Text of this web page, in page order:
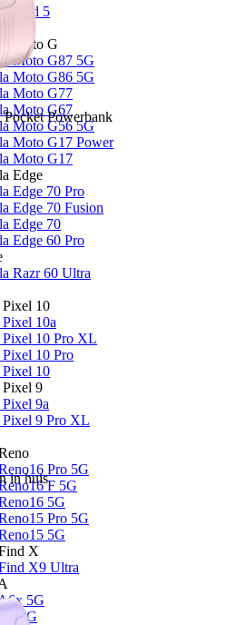
Nord 5
Moto G
Moto G87 5G
Moto G86 5G
Moto G77
Moto G67
Moto G56 5G
Moto G17 Power
Moto G17
Edge
Edge 70 Pro
Edge 70 Fusion
Edge 70
Edge 60 Pro
Razr 60 Ultra
10
10a
Pixel 10 Pro XL
10 Pro
10
9
9a
Pixel 9 Pro XL
Pro 5G
F 5G
5G
Pro 5G
5G
X
X9 Ultra
5G
5G
Powerbank
in huis